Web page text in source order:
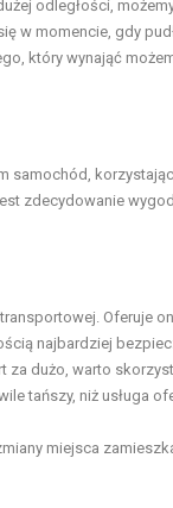
odległości,
w momencie, gdy
który wynająć
samochód,
zdecydowanie
Oferuje
najbardziej
za dużo, warto
tańszy, niż usługa
miejsca